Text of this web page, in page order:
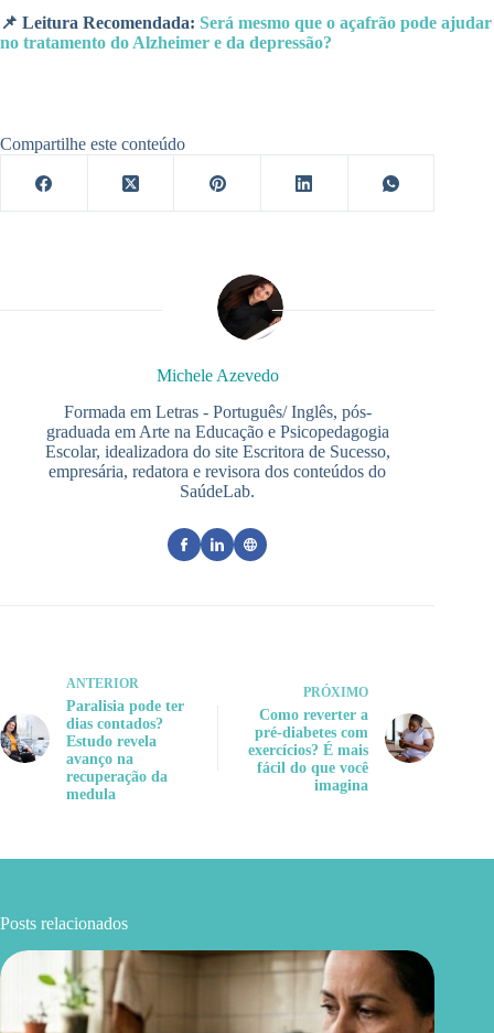
📌 Leitura Recomendada: Será mesmo que o açafrão pode ajudar
no tratamento do Alzheimer e da depressão?
Compartilhe este conteúdo
Michele Azevedo
Formada em Letras - Português/ Inglês, pós-
graduada em Arte na Educação e Psicopedagogia
Escolar, idealizadora do site Escritora de Sucesso,
empresária, redatora e revisora dos conteúdos do
SaúdeLab.
ANTERIOR
Paralisia pode ter
dias contados?
Estudo revela
avanço na
recuperação da
medula
PRÓXIMO
Como reverter a
pré-diabetes com
exercícios? É mais
fácil do que você
imagina
Posts relacionados